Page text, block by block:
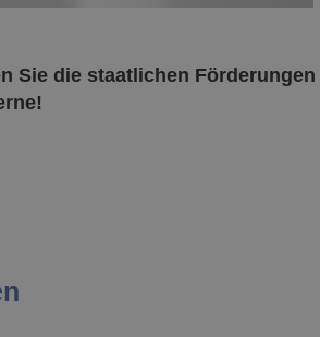
Sie die staatlichen